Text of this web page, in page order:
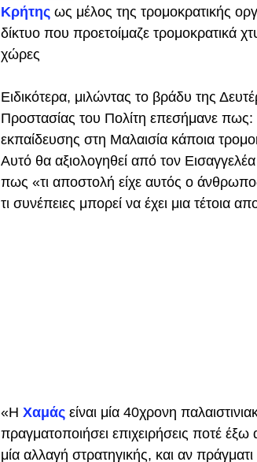
Κρήτης ως μέλος της τρομοκρατικής
δίκτυο που προετοίμαζε τρομοκρατικά
χώρες
Ειδικότερα, μιλώντας το βράδυ της
Προστασίας του Πολίτη επεσήμανε πως:
εκπαίδευσης στη Μαλαισία κάποια
Αυτό θα αξιολογηθεί από τον
πως «τι αποστολή είχε αυτός ο
τι συνέπειες μπορεί να έχει μια τέτοια
«Η Χαμάς είναι μία 40χρονη
πραγματοποιήσει επιχειρήσεις ποτέ
μία αλλαγή στρατηγικής, και αν πράγματι